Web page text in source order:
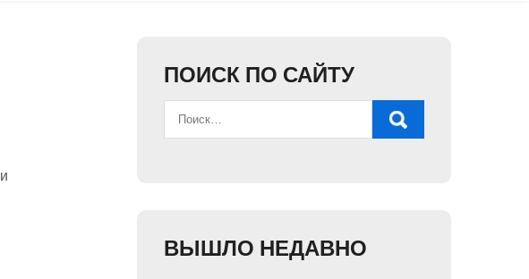
ПОИСК ПО САЙТУ
ВЫШЛО НЕДАВНО